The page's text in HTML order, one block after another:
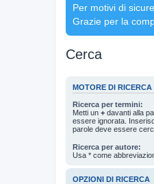
Per motivi di
Grazie per la
Cerca
MOTORE DI RICERCA
Ricerca per termini:
Metti un + davanti alla
essere ignorata.
parole deve essere
Ricerca per autore:
Usa * come
OPZIONI DI RICERCA